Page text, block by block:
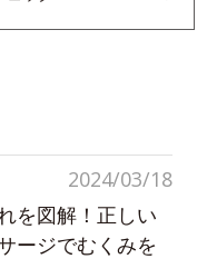
2024/03/18
を図解！正しい
ージでむくみを